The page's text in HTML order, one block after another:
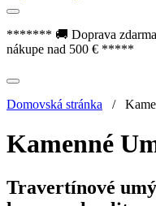
******* 🚚 Doprava zdarma
nákupe nad 500 € *****
Domovská stránka /
Kamenné
Travertínové